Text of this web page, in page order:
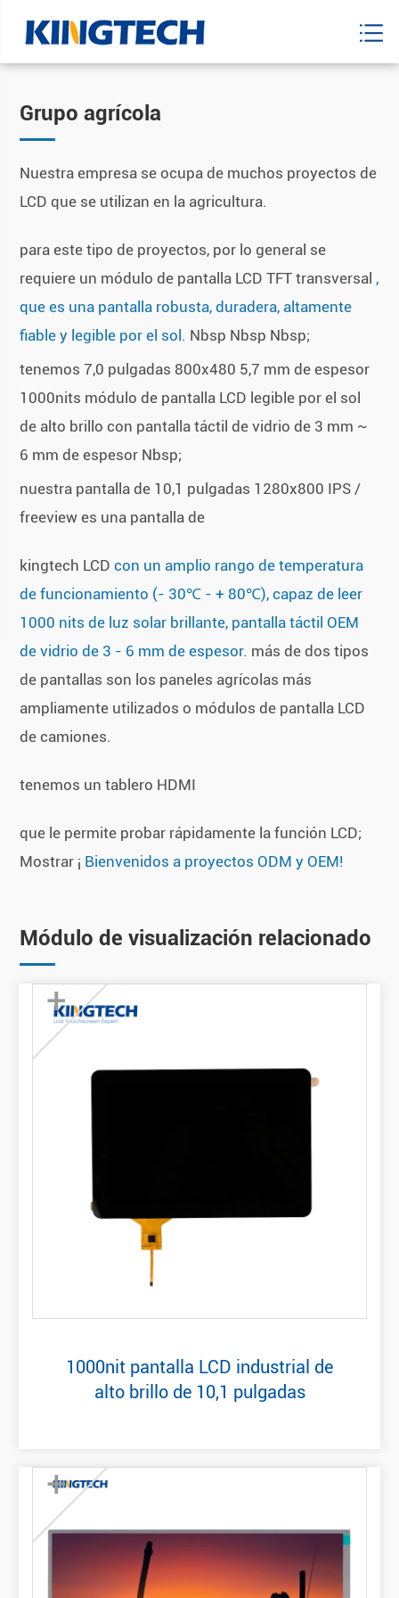
Grupo agrícola
Nuestra empresa se ocupa de muchos proyectos de
LCD que se utilizan en la agricultura.
para este tipo de proyectos, por lo general se
requiere un módulo de pantalla LCD TFT transversal ,
que es una pantalla robusta, duradera, altamente
fiable y legible por el sol. Nbsp Nbsp Nbsp;
tenemos 7,0 pulgadas 800x480 5,7 mm de espesor
1000nits módulo de pantalla LCD legible por el sol
de alto brillo con pantalla táctil de vidrio de 3 mm ~
6 mm de espesor Nbsp;
nuestra pantalla de 10,1 pulgadas 1280x800 IPS /
freeview es una pantalla de
kingtech LCDcon un amplio rango de temperatura
de funcionamiento (- 30℃ - + 80℃), capaz de leer
1000 nits de luz solar brillante, pantalla táctil OEM
de vidrio de 3 - 6 mm de espesor. más de dos tipos
de pantallas son los paneles agrícolas más
ampliamente utilizados o módulos de pantalla LCD
de camiones.
tenemos un tablero HDMI
que le permite probar rápidamente la función LCD;
Mostrar ¡ Bienvenidos a proyectos ODM y OEM!
Módulo de visualización relacionado
+
1000nit pantalla LCD industrial de
alto brillo de 10,1 pulgadas
+